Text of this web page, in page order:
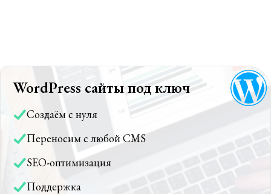
WordPress сайты под ключ
Создаём с нуля
Переносим с любой CMS
SEO-оптимизация
Поддержка